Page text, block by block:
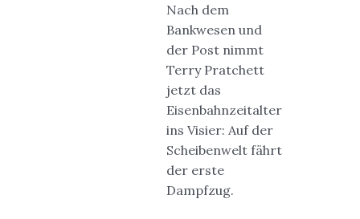
Nach dem
Bankwesen und
der Post nimmt
Terry Pratchett
jetzt das
Eisenbahnzeitalter
ins Visier: Auf der
Scheibenwelt fährt
der erste
Dampfzug.